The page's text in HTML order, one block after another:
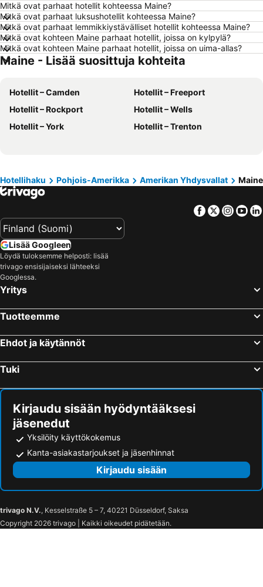
Hotellit – Fuengirola
Hotellit – Kööpenhamina
Hotellit – Savonlinna
Hotellit – Gdańsk
Hotellit – Lahti
Hotellit – Hämeenlinna
Hotellit – Seinäjoki
Hotellit – Ahvenanmaa
Hotellit – Teneriffa
Hotellit – Gardajärvi
Hotellit – Phuket
Hotellit – Koh Lanta
Hotellit – Santorini Saari
Hotellit – Viro
Hotellit – Lofoten
Hotellit – Uusimaa
Hotellit – Ylläs
Hotellit – Saarenmaa
Mitkä ovat parhaat hotellit kohteessa Maine?
Mitkä ovat parhaat luksushotellit kohteessa Maine?
Mitkä ovat parhaat lemmikkiystävälliset hotellit kohteessa Maine?
Mitkä ovat kohteen Maine parhaat hotellit, joissa on kylpylä?
Mitkä ovat kohteen Maine parhaat hotellit, joissa on uima-allas?
Maine - Lisää suosittuja kohteita
Hotellit – Camden
Hotellit – Freeport
Hotellit – Rockport
Hotellit – Wells
Hotellit – York
Hotellit – Trenton
Hotellihaku Pohjois-Amerikka Amerikan Yhdysvallat Maine
Facebook
Twitter
Lisää Googleen
Löydä tuloksemme helposti: lisää
trivago ensisijaiseksi lähteeksi
Googlessa.
Yritys
Tuotteemme
Ehdot ja käytännöt
Tuki
Kirjaudu sisään hyödyntääksesi
jäsenedut
Yksilöity käyttökokemus
Kanta-asiakastarjoukset ja jäsenhinnat
Kirjaudu sisään
trivago N.V., Kesselstraße 5 – 7, 40221 Düsseldorf, Saksa
Copyright 2026 trivago | Kaikki oikeudet pidätetään.